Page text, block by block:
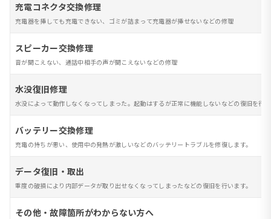
充電コネクタ交換修理
充電器を挿しても充電できない、ゴミが詰まって充電器が挿せないなどの修理
スピーカー交換修理
音が聞こえない、通話中相手の声が聞こえないなどの修理
水没復旧修理
水没によって動作しなくなってしまった。起動はするが正常に機能しないなどの復旧を行
バッテリー交換修理
充電の持ちが悪い、使用中の発熱が激しいなどのバッテリートラブルを修復します。
データ復旧・取出
重度の破損により内部データが取り出せなくなってしまったなどの復旧を行います。
その他・故障箇所がわからない方へ